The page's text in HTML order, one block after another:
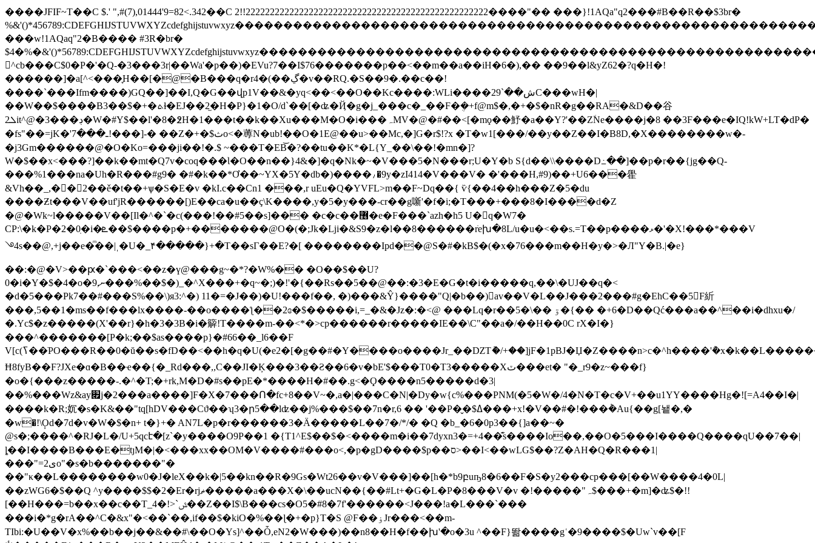
����JFIF~T��C $.' ",#(7),01444'9=82<.342��C 2!!22222222222222222222222222222222222222222222222222����"�� ���}!1AQa"q2���#B��R��$3br�
���w!1AQaq"2�B���� #3R�br�
󶱎^cb���C$0�P�'�Q-�3���3r|��Wa'�p��)�EVu?7��I$76�������p��<��m��a��iH�6�),�� ��9��l&yZ62�?q�H�!
������]�a[^<���֢H��[�@�B���q�r4�(��ڲ�v��RQ.�S��9�.��c��!
����`���Ifm����)GQ��]��I,Q�G��վp1V��&�yq<��<��O��Kc����:WLi����2ش��`9C���wH�|
��W��$����B3��$�+�ܬɫ�EJ��2̫�H�P}�1�O/d`��[�ʥ�Ҋ�g�j_���c�_��F�ܴ�+f@m$�,�+�$�nR�g��RA�&D��⾕
2ܠit^@�3���ڊ�W�#Y$��l'�8�߶H�1���t��k��Xu���M�O�i���ہMV�@�#��<[�mϙ��魣�a��Y?'��ZؔNe����j�8 ��3F���e�IQ!kW+LT�dP�
�fs"��=jK�'ـ���7!���]-� ��Z�+�$ثo<�蒪N�ub!��O�1E@��u>��Mc,�]G�r$!?x �T�w1[���/��y��Z��I�B8D,�X��������w�-
�j3Gm������@�O�Ko=���ji��!�.$ ~���T�EB͝�?��tu��K*�L{Y_��\��!�mn�]?
W�$��x<���?]��k��mt�Q7v�coq���Ɩ�O��n��}4&�]�q�Nk�~�V���5�N���r;U�Y�b S{d��\\����D߸��]��p�r��{jg��Q-
���%1���na�Uh�R���#g9� �#�k��*Ơ��~YX�5Y�db�)����⹜�9y�zΙ414�V���V� �'���H,#9)��+U6���雤
&Vh��_,��ٕ2��ě�t��+ѱ�S�E�v �kI.c��Cn1 ���,r uEu�Q�YVFL>m��F~Dq��{ ѷ{��4��h���Z�5�du
����Ƶt���V��uf'jR������[)E��ca�u��ç\K����,y�5�y���-cr��g噺'�f�i;�T���+���8�I����d�Z
�@�Wk~l�����V��[Il�^�`�c(���!��#5��s]��� �c�c��޶�e�F���`azh�h5 U�q�W7�
CP:\�k�P�2�0ֽ�i�ܧ��$����p�+�������@O�(�;Jk�ǈi�&S9�z�l��8������rֺeխ�8L/u�u�<��s.=T��p����ޅ�'�X!���*���V
࿓4s��@,+j��e�ͫ��|ˌ�U�_۴�����}+�T��sΓ��E?�[ ��������Ipd��@S�#�kB$�(�x�76���m��H�y�>�Л"Y�B.|�e}
��:�@�V>��ԗ�`���<��z�ү@���g~�*?�W%�� �O��$��U?
0�i�Y�$�4�o�9,ނ���%��$�)_�^X���+�q~�;)�!'�{��Rs��5��@��:�3�E�G�t�i�����q,��\�UJ��q�<
�d�5���Ρk7��#���S%��\)я3:^�) 11�=�J��)�U!���f��, �)���&Ŷ}����"Q|�b��)򵡯av��V�L��J���2���#g�EhC��5F紤
���,5��1�ms��f���lx����-��o����ƪ��2ɞ�$�����i,=_�&�Jz�:�<@ ���Lq�r��5�\�� ۊ�{�� �+6�D��Qć���a��^��i�dhxu�/
�.Yc$�z�����(X'��r}�h�3�3B�i�䉏!T����m-��<*�>cp������r�����IE��\C"��a�/��H��0C rX�I�}
���^�������[P�k;��$as����p}�#66��_l6��F
V[c(ߖ��ֺPO���R��0�ŭ��s�fD��<��h�q�U(�e2�[�g��#�Y����o����Jr_��ǱTު�/+��]jF�1pBJ�Џ�Z����n>c�^h����'݅�x�k��L�������z�|N��j�ۃ�m�*�#����YI���޹Th8�R[%���C�y�+R��a�q#�f��-
Ħ8fyB��F?JXe�ɑ�B��ҽ��{�_Rd���,,C��JI�Ķ���3��Ƨ��6�v�bE'$���T0�T3�����Xٽ���et� "�_r9�z~���f}
�o�{���z�����-.�^�T;�+rk,M�D�#s��pE�*����H�#��.g<�Ϙ����n5�����d�3|
��%���Wz&ay׏j�2���a����]F�X�7���Ո�fc+8��V~�,a�|���C�N|�Dy�w{c%���PNM(�5�W�/4�N�T�c�V+��u1YY����Hg�![=A4��I�|
����k�R;㚮�s�K&��"tq[hDV���Cϑ��ʮ3�ր5��lʣ��j%���$��7n�r,6 �� '��P�̬�$ߡ���+x!�V��#�!���݃�Au{��g[뇉�,�
�w�!\݄Od�7d�v�W�$�n+ t�}+� AN7L�p�r������3�Ӓ�����L��7�/*/� �Q �b_�6�0p3��{]a��~�
@s�;����^�RJ�L�/U+5qcէ�[z`�y����O9P��1 �{T1^E$��$�<����m�i��7dyxn3�=+4��͊s����Io��,��O�5���I����Q����qU��7��|
ȴ��I����B���E�tȷM�|�<���xx��OM�V����#���o<,�p�gD����$p��ס>��I<��wLG$��?Z�AH�Q�R���1|
���"=2ىo"�s�b�������"�
��"κ��L��������w0�J�leX��k�|5��kn��R�9Gs�Wt26��v�V���]��[h�*b9բuҧ8�6��F�S�y2���cp���[��W����4�0L|
��zWG6�$��Q ^y����$$�2�Er�rjޡ�����a���X�\��ucN��{��#Lt+�G�L�P�8���V�v �!�����"ہ$���+�m]�ʥ$�!!
[��H���=b��x��c��T_4�!>`ݜ��Z��I$\B���cs�O5�#8�7f'������<J���!a�L���`���
���i�*g�rA��^C�&x"�<��`��,if��$�kiO�%��ɭ�+�p}T�S @F��ۏJr���<��m-
TIbi:�U��V�x%��b��j��&��#\��O�Ys]^��Ȱ,eN2�W���)��n8��H�f��խ'�o�3u ^��F}똶����gʿ�9����$�Uw`v��[F